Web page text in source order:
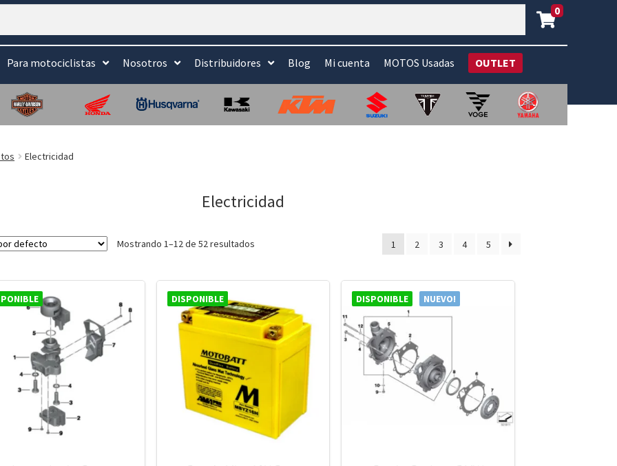
0
Para motociclistas Nosotros Distribuidores Blog Mi cuenta MOTOS Usadas OUTLET
Electricidad
Electricidad
Mostrando 1–12 de 52 resultados 1 2 3 4 5
DISPONIBLE DISPONIBLE NUEVO!